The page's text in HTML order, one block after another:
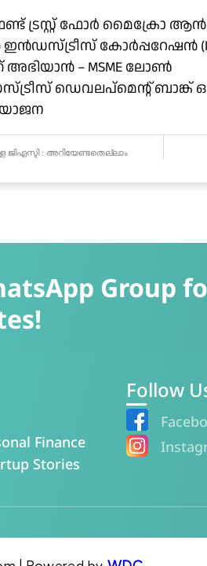
ഫണ്ട് ട്രസ്റ്റ് ഫോർ മൈക്രോ
കോർപ്പറേഷൻ
– MSME ലോൺ
ഡെവലപ്മെന്റ്
: അറിയേണ്ടതെല്ലാം
Group
Finance
Stories
Follow